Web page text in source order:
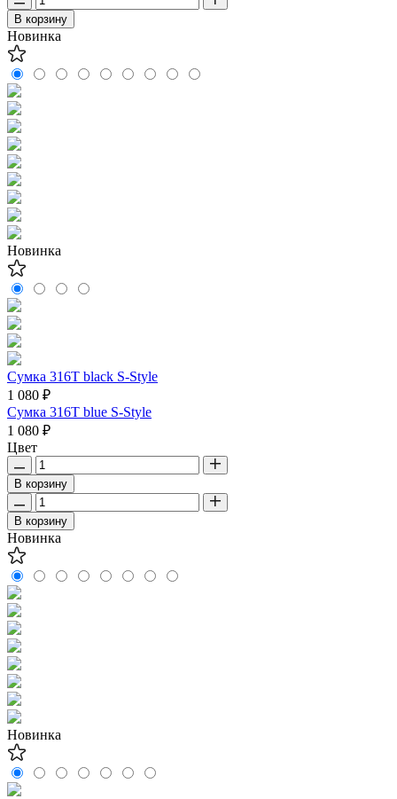
В корзину
Новинка
Новинка
Сумка 316T black S-Style
1 080 ₽
Сумка 316T blue S-Style
1 080 ₽
Цвет
В корзину
В корзину
Новинка
Новинка